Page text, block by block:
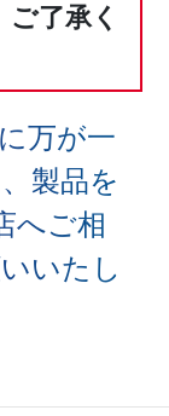
ご了承く
万が一
製品を
へご相
いたし